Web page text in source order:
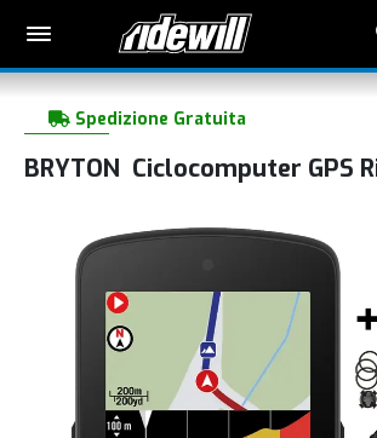
Spedizione Gratuita
BRYTON Ciclocomputer GPS